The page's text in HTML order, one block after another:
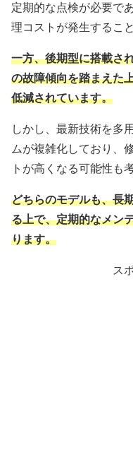
定期的な点検が必要で
理コストが発生するこ
一方、後期型に搭載さ
の故障傾向を踏まえた
低減されています。
しかし、最新技術を多
ムが複雑化しており、
トが高くなる可能性も
どちらのモデルも、長
る上で、定期的なメン
ります。
ス